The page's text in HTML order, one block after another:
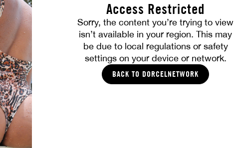
Access Restricted
Sorry, the content you’re trying to view
isn’t available in your region. This may
be due to local regulations or safety
settings on your device or network.
BACK TO DORCELNETWORK
TOUTES LES PHOTOS
VOUS ALLEZ AIMER